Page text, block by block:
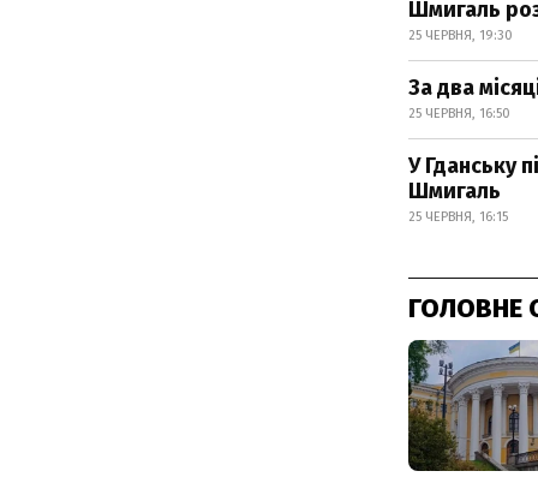
Шмигаль
25 ЧЕРВНЯ, 19:30
За два
25 ЧЕРВНЯ, 16:50
У Гданську
Шмигаль
25 ЧЕРВНЯ, 16:15
ГОЛОВНЕ